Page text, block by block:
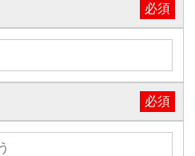
必須
必須